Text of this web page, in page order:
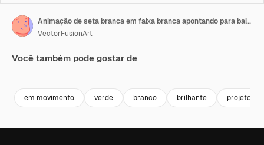
Animação de seta branca em faixa branca apontando para baixo
VectorFusionArt
Você também pode gostar de
em movimento verde branco brilhante projeto